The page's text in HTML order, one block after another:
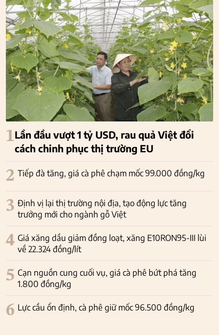
1Lần đầu vượt 1 tỷ USD, rau quả Việt đổi
cách chinh phục thị trường EU
2 Tiếp đà tăng, giá cà phê chạm mốc 99.000 đồng/kg
3 Định vị lại thị trường nội địa, tạo động lực tăng
trưởng mới cho ngành gỗ Việt
4 Giá xăng dầu giảm đồng loạt, xăng E10RON95-III lùi
về 22.324 đồng/lít
5 Cạn nguồn cung cuối vụ, giá cà phê bứt phá tăng
1.800 đồng/kg
6 Lực cầu ổn định, cà phê giữ mốc 96.500 đồng/kg